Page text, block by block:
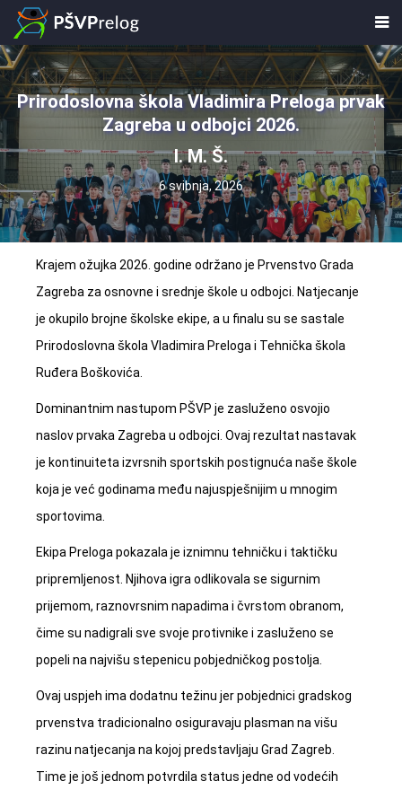
Prirodoslovna škola Vladimira Preloga prvak
Zagreba u odbojci 2026.
I. M. Š.
6 svibnja, 2026
Krajem ožujka 2026. godine održano je Prvenstvo Grada
Zagreba za osnovne i srednje škole u odbojci. Natjecanje
je okupilo brojne školske ekipe, a u finalu su se sastale
Prirodoslovna škola Vladimira Preloga i Tehnička škola
Ruđera Boškovića.
Dominantnim nastupom PŠVP je zasluženo osvojio
naslov prvaka Zagreba u odbojci. Ovaj rezultat nastavak
je kontinuiteta izvrsnih sportskih postignuća naše škole
koja je već godinama među najuspješnijim u mnogim
sportovima.
Ekipa Preloga pokazala je iznimnu tehničku i taktičku
pripremljenost. Njihova igra odlikovala se sigurnim
prijemom, raznovrsnim napadima i čvrstom obranom,
čime su nadigrali sve svoje protivnike i zasluženo se
popeli na najvišu stepenicu pobjedničkog postolja.
Ovaj uspjeh ima dodatnu težinu jer pobjednici gradskog
prvenstva tradicionalno osiguravaju plasman na višu
razinu natjecanja na kojoj predstavljaju Grad Zagreb.
Time je još jednom potvrdila status jedne od vodećih